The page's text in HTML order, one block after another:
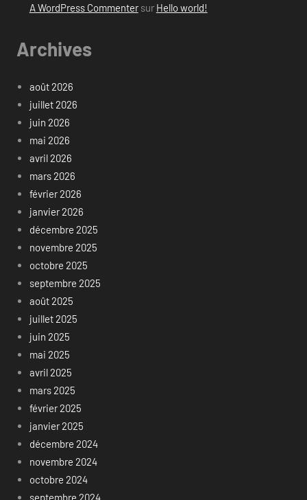
A WordPress Commentersur Hello world!
Archives
août 2026
juillet 2026
juin 2026
mai 2026
avril 2026
mars 2026
février 2026
janvier 2026
décembre 2025
novembre 2025
octobre 2025
septembre 2025
août 2025
juillet 2025
juin 2025
mai 2025
avril 2025
mars 2025
février 2025
janvier 2025
décembre 2024
novembre 2024
octobre 2024
septembre 2024